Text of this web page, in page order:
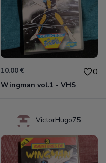
10.00 € 0
Wingman vol.1 - VHS
VictorHugo75